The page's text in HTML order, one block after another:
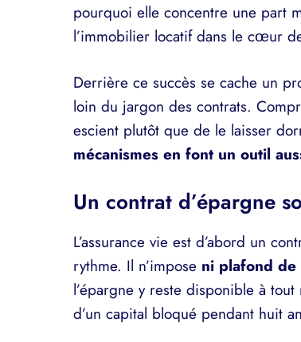
pourquoi elle concentre une part
l’immobilier locatif dans le cœur
Derrière ce succès se cache un
loin du jargon des contrats.
escient plutôt que de le laisser
mécanismes en font un outil
Un contrat d’épargne
L’assurance vie est d’abord un
rythme. Il n’impose ni plafond de
l’épargne y reste disponible à
d’un capital bloqué pendant huit